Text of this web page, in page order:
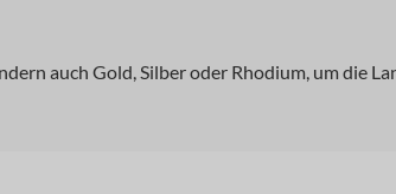
auch Gold, Silber oder Rhodium, um die